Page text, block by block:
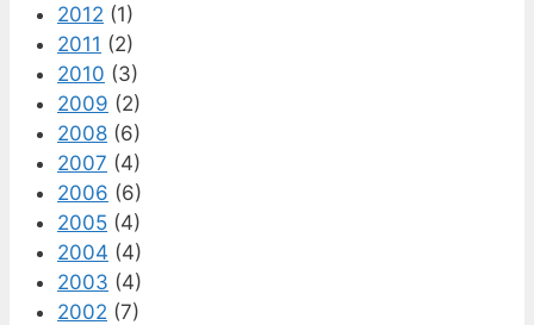
2012 (1)
2011 (2)
2010 (3)
2009 (2)
2008 (6)
2007 (4)
2006 (6)
2005 (4)
2004 (4)
2003 (4)
2002 (7)